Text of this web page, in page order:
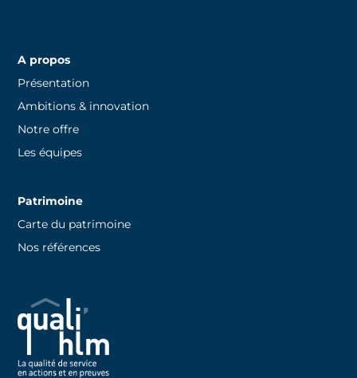
A propos
Présentation
Ambitions & innovation
Notre offre
Les équipes
Patrimoine
Carte du patrimoine
Nos références